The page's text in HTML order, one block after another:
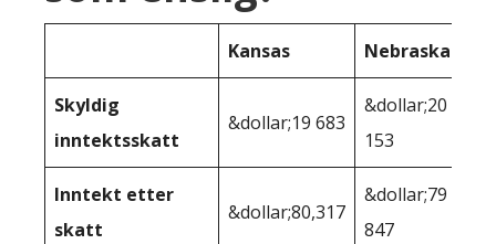
Kansas Nebraska
Skyldig
inntektsskatt
&dollar;19 683
&dollar;20
153
Inntekt etter
skatt
&dollar;80,317
&dollar;79
847